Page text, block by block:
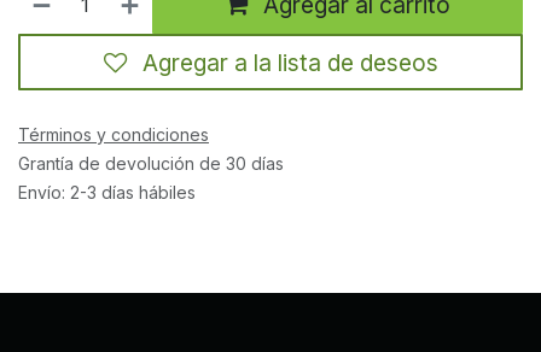
Agregar a la lista de deseos
Términos y condiciones
Grantía de devolución de 30 días
Envío: 2-3 días hábiles